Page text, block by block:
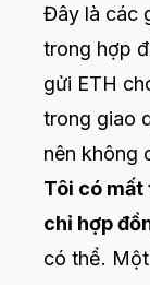
Đây là các
trong hợp
gửi ETH
trong giao
nên không
Tôi có mất
chỉ hợp
có thể.